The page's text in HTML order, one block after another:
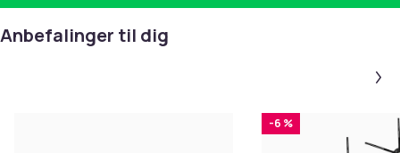
Anbefalinger til dig
-6 %